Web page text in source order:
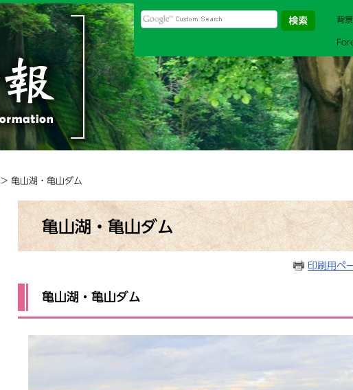
背
> 亀山湖・亀山ダム
亀山湖・亀山ダム
印刷用ペ
亀山湖・亀山ダム